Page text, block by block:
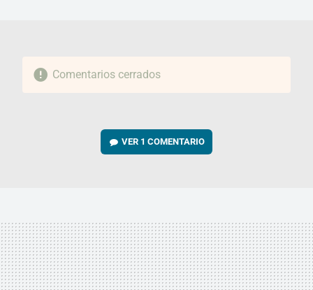
Comentarios cerrados
VER 1 COMENTARIO